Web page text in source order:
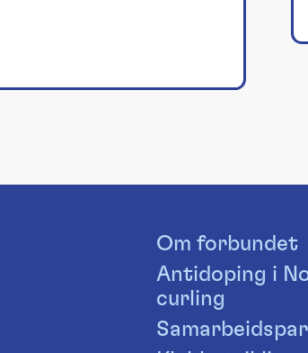
Om forbundet
Antidoping i
curling